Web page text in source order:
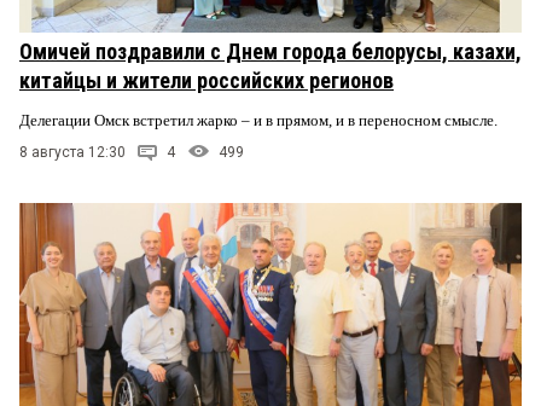
Омичей поздравили с Днем города белорусы, казахи,
китайцы и жители российских регионов
Делегации Омск встретил жарко – и в прямом, и в переносном смысле.
8 августа 12:30 4 499